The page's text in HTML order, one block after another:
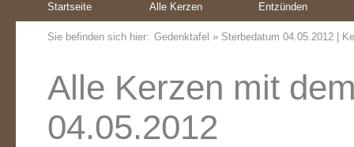
Startseite Alle Kerzen Entzünden
Sie befinden sich hier: Gedenktafel » Sterbedatum 04.05.2012 |
Alle Kerzen mit
04.05.2012